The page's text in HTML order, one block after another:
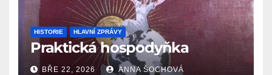
HISTORIE HLAVNÍ ZPRÁVY
Praktická hospodyňka
BŘE 22, 2026 ANNA ŠOCHOVÁ